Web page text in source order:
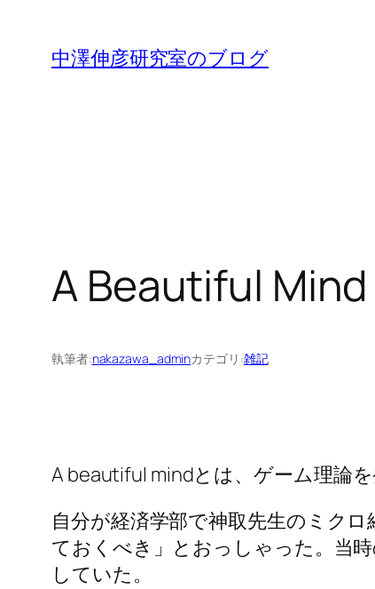
中澤伸彦研究室のブログ
A Beautiful Mind
執筆者:nakazawa_adminカテゴリ:雑記
A beautiful mindとは、ゲーム理論
自分が経済学部で神取先生のミク
ておくべき」とおっしゃった。当
していた。